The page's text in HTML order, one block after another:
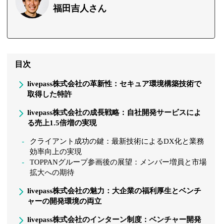
福田吉人さん
目次
livepass株式会社の革新性：セキュア環境構築技術で
取得した特許
livepass株式会社の成長戦略：自社開発サービスによ
る売上1.5倍増の実現
クライアント成功の鍵：最新技術によるDX化と業務
効率向上の実現
TOPPANグループ参画後の展望：メンバー増員と市場
拡大への期待
livepass株式会社の魅力：大企業の福利厚生とベンチ
ャーの開発環境の両立
livepass株式会社のインターン制度：ベンチャー開発